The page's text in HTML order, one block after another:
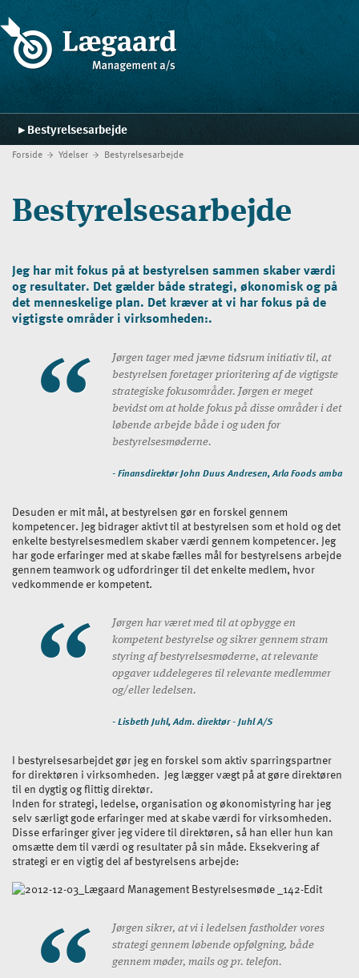
Bestyrelsesarbejde
Ydelser
Strategiskolen
Blog
Cases
Kontakt
Forside Ydelser Bestyrelsesarbejde
Bestyrelsesarbejde
Jeg har mit fokus på at bestyrelsen sammen skaber værdi
og resultater. Det gælder både strategi, økonomisk og på
det menneskelige plan. Det kræver at vi har fokus på de
vigtigste områder i virksomheden:.
Jørgen tager med jævne tidsrum initiativ til, at
bestyrelsen foretager prioritering af de vigtigste
strategiske fokusområder. Jørgen er meget
bevidst om at holde fokus på disse områder i det
løbende arbejde både i og uden for
bestyrelsesmøderne.
- Finansdirektør John Duus Andresen, Arla Foods amba
Desuden er mit mål, at bestyrelsen gør en forskel gennem
kompetencer. Jeg bidrager aktivt til at bestyrelsen som et hold og det
enkelte bestyrelsesmedlem skaber værdi gennem kompetencer. Jeg
har gode erfaringer med at skabe fælles mål for bestyrelsens arbejde
gennem teamwork og udfordringer til det enkelte medlem, hvor
vedkommende er kompetent.
Jørgen har været med til at opbygge en
kompetent bestyrelse og sikrer gennem stram
styring af bestyrelsesmøderne, at relevante
opgaver uddelegeres til relevante medlemmer
og/eller ledelsen.
- Lisbeth Juhl, Adm. direktør - Juhl A/S
I bestyrelsesarbejdet gør jeg en forskel som aktiv sparringspartner
for direktøren i virksomheden. Jeg lægger vægt på at gøre direktøren
til en dygtig og flittig direktør.
Inden for strategi, ledelse, organisation og økonomistyring har jeg
selv særligt gode erfaringer med at skabe værdi for virksomheden.
Disse erfaringer giver jeg videre til direktøren, så han eller hun kan
omsætte dem til værdi og resultater på sin måde. Eksekvering af
strategi er en vigtig del af bestyrelsens arbejde:
Jørgen sikrer, at vi i ledelsen fastholder vores
strategi gennem løbende opfølgning, både
gennem møder, mails og pr. telefon.